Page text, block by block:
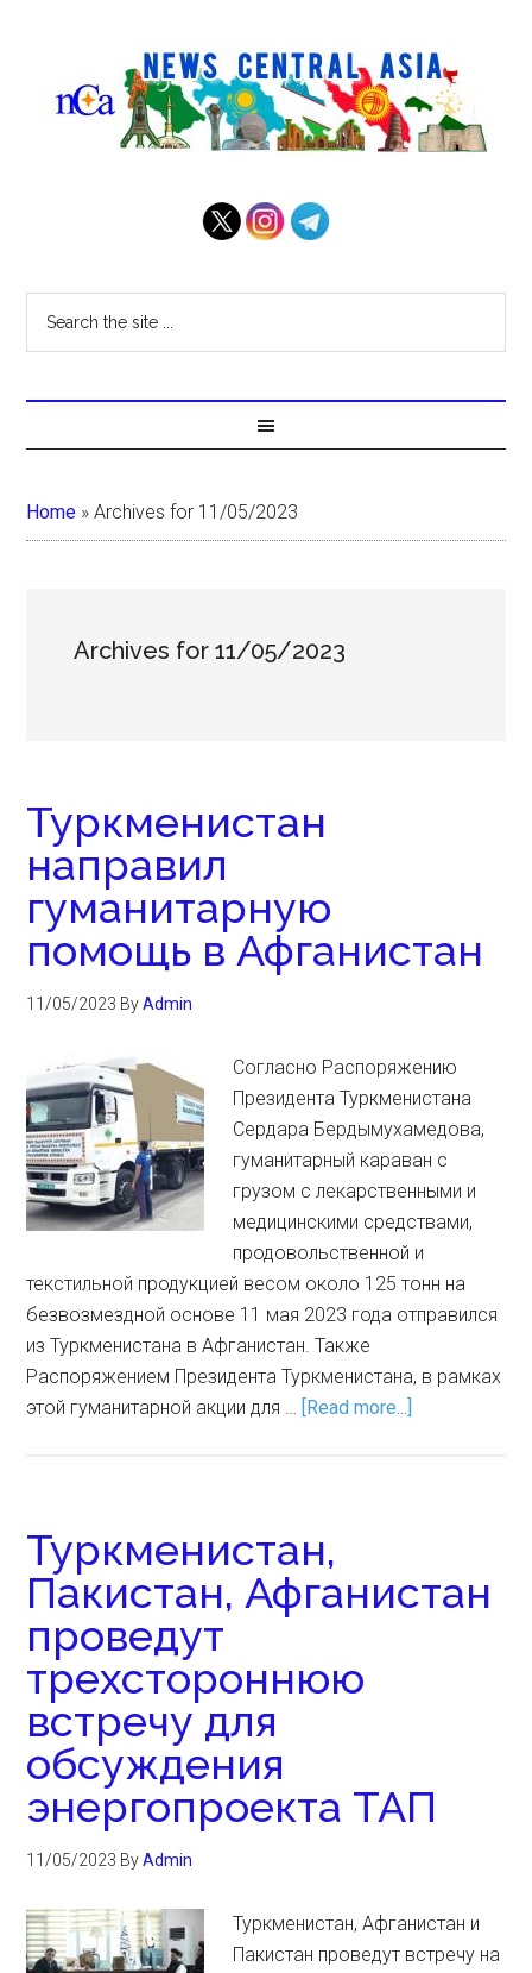
Home »Archives for 11/05/2023
Archives for 11/05/2023
Туркменистан
направил
гуманитарную
помощь в Афганистан
11/05/2023 ByAdmin
Согласно Распоряжению
Президента Туркменистана
Сердара Бердымухамедова,
гуманитарный караван с
грузом с лекарственными и
медицинскими средствами,
продовольственной и
текстильной продукцией весом около 125 тонн на
безвозмездной основе 11 мая 2023 года отправился
из Туркменистана в Афганистан. Также
Распоряжением Президента Туркменистана, в рамках
этой гуманитарной акции для … [Read more...]
Туркменистан,
Пакистан, Афганистан
проведут
трехстороннюю
встречу для
обсуждения
энергопроекта ТАП
11/05/2023 ByAdmin
Туркменистан, Афганистан и
Пакистан проведут встречу на